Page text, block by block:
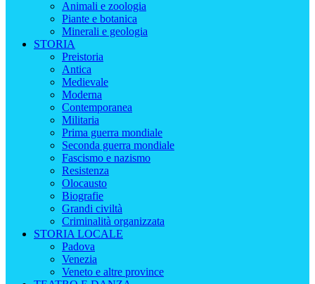
Animali e zoologia
Piante e botanica
Minerali e geologia
STORIA
Preistoria
Antica
Medievale
Moderna
Contemporanea
Militaria
Prima guerra mondiale
Seconda guerra mondiale
Fascismo e nazismo
Resistenza
Olocausto
Biografie
Grandi civiltà
Criminalità organizzata
STORIA LOCALE
Padova
Venezia
Veneto e altre province